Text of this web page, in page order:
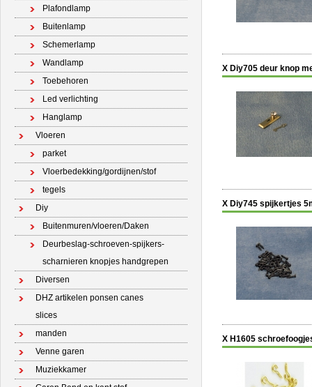
Plafondlamp
Buitenlamp
Schemerlamp
Wandlamp
Toebehoren
Led verlichting
Hanglamp
Vloeren
parket
Vloerbedekking/gordijnen/stof
tegels
Diy
Buitenmuren/vloeren/Daken
Deurbeslag-schroeven-spijkers-
scharnieren knopjes handgrepen
Diversen
DHZ artikelen ponsen canes
slices
manden
Venne garen
Muziekkamer
X Diy705 deur knop
X Diy745 spijkertjes
X H1605